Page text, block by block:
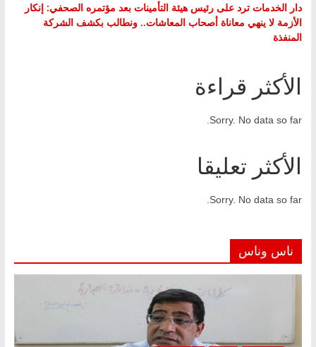
دار الخدمات ترد على رئيس هيئة التأمينات بعد مؤتمره الصحفي: إنكار
الأزمة لا ينهي معاناة أصحاب المعاشات.. ونطالب بكشف الشركة
المنفذة
الأكثر قراءة
Sorry. No data so far.
الأكثر تعليقا
Sorry. No data so far.
ناس وناس